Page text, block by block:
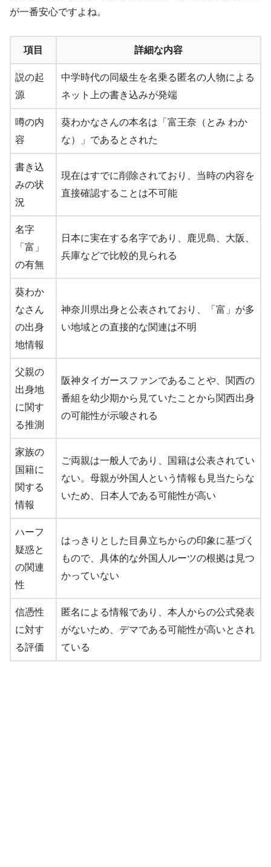
が一番安心ですよね。
項目 詳細な内容
説の起
源
中学時代の同級生を名乗る匿名の人物による
ネット上の書き込みが発端
噂の内
容
葵わかなさんの本名は「富王奈（とみ わか
な）」であるとされた
書き込
みの状
況
現在はすでに削除されており、当時の内容を
直接確認することは不可能
名字
「富」
の有無
日本に実在する名字であり、鹿児島、大阪、
兵庫などで比較的見られる
葵わか
なさん
の出身
地情報
神奈川県出身と公表されており、「富」が多
い地域との直接的な関連は不明
父親の
出身地
に関す
る推測
阪神タイガースファンであることや、関西の
番組を幼少期から見ていたことから関西出身
の可能性が示唆される
家族の
国籍に
関する
情報
ご両親は一般人であり、国籍は公表されてい
ない。母親が外国人という情報も見当たらな
いため、日本人である可能性が高い
ハーフ
疑惑と
の関連
性
はっきりとした目鼻立ちからの印象に基づく
もので、具体的な外国人ルーツの根拠は見つ
かっていない
信憑性
に対す
る評価
匿名による情報であり、本人からの公式発表
がないため、デマである可能性が高いとされ
ている